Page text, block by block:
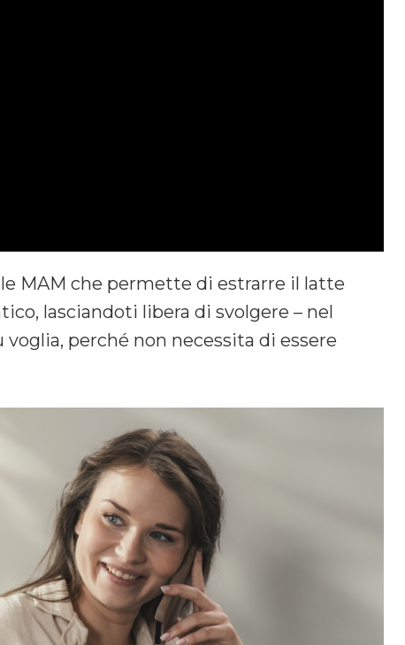
MAM che permette di estrarre il latte
lasciandoti libera di svolgere – nel
perché non necessita di essere